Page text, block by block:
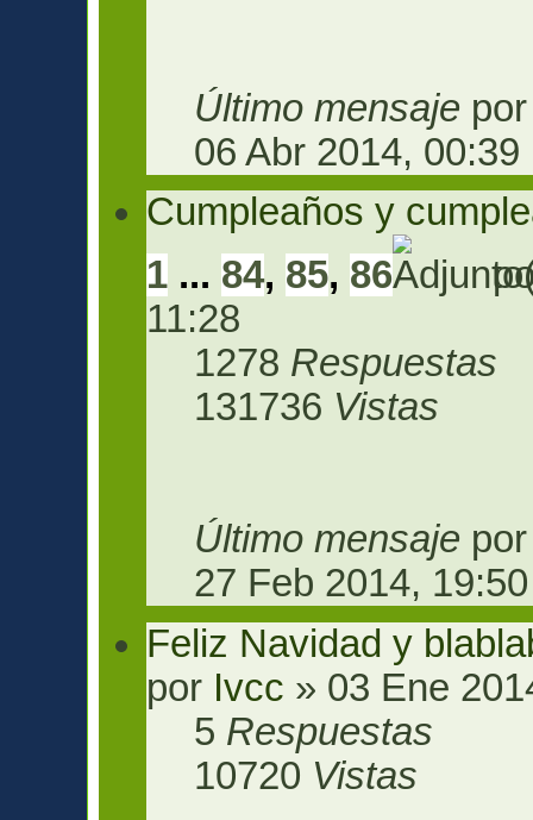
Último mensaje
06 Abr 2014, 00:39
Cumpleaños y
1 ... 84, 85, 86
11:28
1278 Respuestas
131736 Vistas
Último mensaje
27 Feb 2014, 19:50
Feliz Navidad y
por Ivcc » 03 Ene
5 Respuestas
10720 Vistas